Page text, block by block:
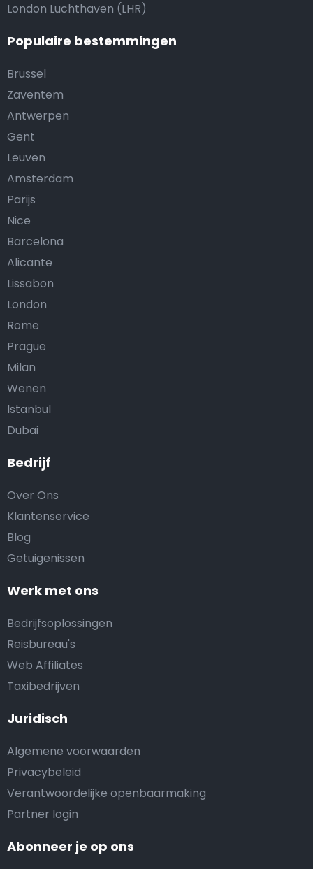
Bedrijf
Over Ons
Klantenservice
Blog
Getuigenissen
Werk met ons
Bedrijfsoplossingen
Reisbureau's
Web Affiliates
Taxibedrijven
Juridisch
Algemene voorwaarden
Privacybeleid
Verantwoordelijke openbaarmaking
Partner login
London Luchthaven (LHR)
Populaire bestemmingen
Brussel
Zaventem
Antwerpen
Gent
Leuven
Amsterdam
Parijs
Nice
Barcelona
Alicante
Lissabon
London
Rome
Prague
Milan
Wenen
Istanbul
Dubai
Abonneer je op ons